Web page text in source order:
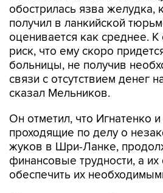
обострилась язва желудка,
получил в ланкийской
оценивается как среднее.
риск, что ему скоро
больницы, не получив
связи с отсутствием денег
сказал Мельников.
Он отметил, что Игнатенко
проходящие по делу о
жуков в Шри-Ланке,
финансовые трудности, а их
обеспечить их